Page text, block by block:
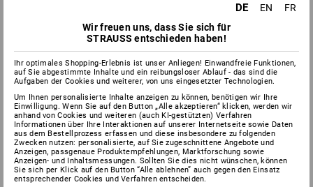
2-lagig mit einzigartiger Blattprägung dadurch guter
Trockenkomfort, Zickzackfalz. Passend für alle
Handtuchspender (Mindestbreite: 26 cm).
Farbe: grün.
3.750 Blatt im Karton.
Maße in cm: 25 x 23
Herstellerinformation:Essity Professional Hygiene Germany
GmbH | Sandhofer Strasse 176 | DE 68305 Mannheim |
DE EN
FR
Wir freuen uns, dass Sie sich für
STRAUSS entschieden haben!
Ihr optimales Shopping-Erlebnis ist unser Anliegen! Einwandfreie Funktionen,
auf Sie abgestimmte Inhalte und ein reibungsloser Ablauf - das sind die
Aufgaben der Cookies und weiterer, von uns eingesetzter Technologien.
Um Ihnen personalisierte Inhalte anzeigen zu können, benötigen wir Ihre
Einwilligung. Wenn Sie auf den Button „Alle akzeptieren“ klicken, werden wir
anhand von Cookies und weiteren (auch KI-gestützten) Verfahren
Informationen über Ihre Interaktionen auf unserer Internetseite sowie Daten
aus dem Bestellprozess erfassen und diese insbesondere zu folgenden
Zwecken nutzen: personalisierte, auf Sie zugeschnittene Angebote und
Anzeigen, passgenaue Produktempfehlungen, Marktforschung sowie
Anzeigen- und Inhaltsmessungen. Sollten Sie dies nicht wünschen, können
Sie sich per Klick auf den Button “Alle ablehnen” auch gegen den Einsatz
entsprechender Cookies und Verfahren entscheiden.